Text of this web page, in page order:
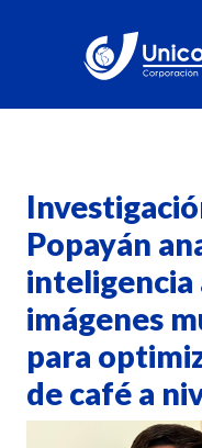
Popayán
imágenes
para
de café a